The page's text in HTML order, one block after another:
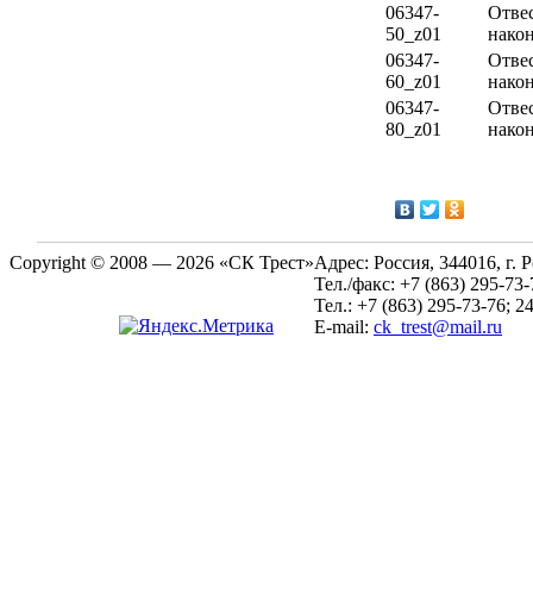
06347-
50_z01
06347-
60_z01
06347-
80_z01
Copyright © 2008 — 2026 «СК Трест»Адрес: Россия, 344016, г.
Тел./факс: +7 (863) 295-73-
Тел.: +7 (863) 295-73-76;
E-mail: ck_trest@mail.ru